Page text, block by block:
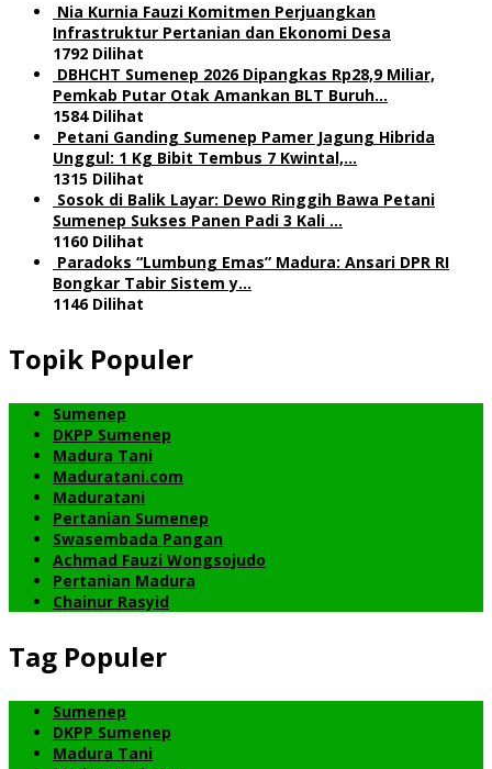
Nia Kurnia Fauzi Komitmen Perjuangkan
Infrastruktur Pertanian dan Ekonomi Desa
1792 Dilihat
DBHCHT Sumenep 2026 Dipangkas Rp28,9 Miliar,
Pemkab Putar Otak Amankan BLT Buruh…
1584 Dilihat
Petani Ganding Sumenep Pamer Jagung Hibrida
Unggul: 1 Kg Bibit Tembus 7 Kwintal,…
1315 Dilihat
Sosok di Balik Layar: Dewo Ringgih Bawa Petani
Sumenep Sukses Panen Padi 3 Kali …
1160 Dilihat
Paradoks “Lumbung Emas” Madura: Ansari DPR RI
Bongkar Tabir Sistem y…
1146 Dilihat
Topik Populer
Sumenep
DKPP Sumenep
Madura Tani
Maduratani.com
Maduratani
Pertanian Sumenep
Swasembada Pangan
Achmad Fauzi Wongsojudo
Pertanian Madura
Chainur Rasyid
Tag Populer
Sumenep
DKPP Sumenep
Madura Tani